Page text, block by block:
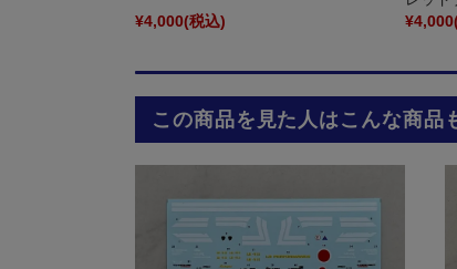
¥4,000(税込)
¥4,000
この商品を見た人はこんな商品